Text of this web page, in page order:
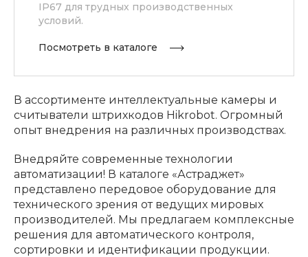
IP67 для трудных производственных
условий.
Посмотреть в каталоге
В ассортименте интеллектуальные камеры и
считыватели штрихкодов Hikrobot. Огромный
опыт внедрения на различных производствах.
Внедряйте современные технологии
автоматизации! В каталоге «Астраджет»
представлено передовое оборудование для
технического зрения от ведущих мировых
производителей. Мы предлагаем комплексные
решения для автоматического контроля,
сортировки и идентификации продукции.